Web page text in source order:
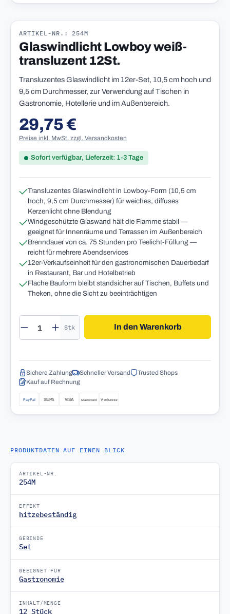
ARTIKEL-NR.: 254M
Glaswindlicht Lowboy weiß-
transluzent 12St.
Transluzentes Glaswindlicht im 12er-Set, 10,5 cm hoch und
9,5 cm Durchmesser, zur Verwendung auf Tischen in
Gastronomie, Hotellerie und im Außenbereich.
Regulärer Preis:
29,75 €
Preise inkl. MwSt. zzgl. Versandkosten
Sofort verfügbar, Lieferzeit: 1-3 Tage
Transluzentes Glaswindlicht in Lowboy-Form (10,5 cm
hoch, 9,5 cm Durchmesser) für weiches, diffuses
Kerzenlicht ohne Blendung
Windgeschützte Glaswand hält die Flamme stabil —
geeignet für Innenräume und Terrassen im Außenbereich
Brenndauer von ca. 75 Stunden pro Teelicht-Füllung —
reicht für mehrere Abendservices
12er-Verkaufseinheit für den gastronomischen Dauerbedarf
in Restaurant, Bar und Hotelbetrieb
Flache Bauform bleibt standsicher auf Tischen, Buffets und
Theken, ohne die Sicht zu beeinträchtigen
Produkt Anzahl: Gib den gewünschten
Stk In den Warenkorb
Sichere Zahlung Schneller Versand
Trusted Shops
Kauf auf Rechnung
PRODUKTDATEN AUF EINEN BLICK
ARTIKEL-NR.
254M
EFFEKT
hitzebeständig
GEBINDE
Set
GEEIGNET FÜR
Gastronomie
INHALT/MENGE
12 Stück